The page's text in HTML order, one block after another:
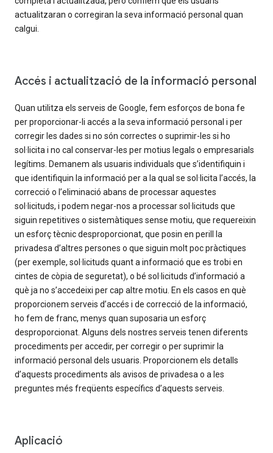
actualitzaran o corregiran la seva informació personal quan
calgui.
Accés i actualització de la informació personal
Quan utilitza els serveis de Google, fem esforços de bona fe
per proporcionar-li accés a la seva informació personal i per
corregir les dades si no són correctes o suprimir-les si ho
sol·licita i no cal conservar-les per motius legals o empresarials
legítims. Demanem als usuaris individuals que s’identifiquin i
que identifiquin la informació per a la qual se sol·licita l’accés, la
correcció o l’eliminació abans de processar aquestes
sol·licituds, i podem negar-nos a processar sol·licituds que
siguin repetitives o sistemàtiques sense motiu, que requereixin
un esforç tècnic desproporcionat, que posin en perill la
privadesa d’altres persones o que siguin molt poc pràctiques
(per exemple, sol·licituds quant a informació que es trobi en
cintes de còpia de seguretat), o bé sol·licituds d’informació a
què ja no s’accedeixi per cap altre motiu. En els casos en què
proporcionem serveis d’accés i de correcció de la informació,
ho fem de franc, menys quan suposaria un esforç
desproporcionat. Alguns dels nostres serveis tenen diferents
procediments per accedir, per corregir o per suprimir la
informació personal dels usuaris. Proporcionem els detalls
d’aquests procediments als avisos de privadesa o a les
preguntes més freqüents específics d’aquests serveis.
Aplicació